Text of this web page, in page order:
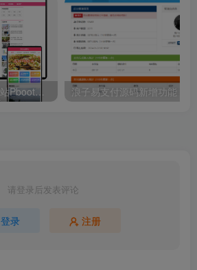
生活资讯百科门户网站PbootCMS模板（带手机端） 浪子易支付源码新增功能
请登录后发表评论
登录 注册